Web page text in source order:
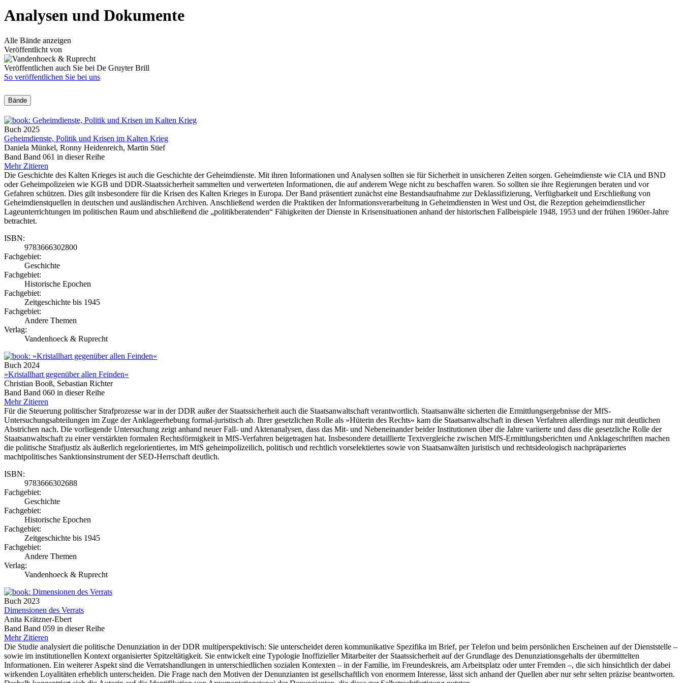
Analysen und Dokumente
Alle Bände anzeigen
Veröffentlicht von
Veröffentlichen auch Sie bei De Gruyter Brill
So veröffentlichen Sie bei uns
Bände
Buch 2025
Geheimdienste, Politik und Krisen im Kalten Krieg
Daniela Münkel, Ronny Heidenreich, Martin Stief
Band Band 061 in dieser Reihe
Mehr Zitieren
Die Geschichte des Kalten Krieges ist auch die Geschichte der Geheimdienste. Mit ihren Informationen und Analysen sollten sie für Sicherheit in unsicheren Zeiten sorgen. Geheimdienste wie CIA und BND
oder Geheimpolizeien wie KGB und DDR-Staatssicherheit sammelten und verwerteten Informationen, die auf anderem Wege nicht zu beschaffen waren. So sollten sie ihre Regierungen beraten und vor
Gefahren schützen. Dies gilt insbesondere für die Krisen des Kalten Krieges in Europa. Der Band präsentiert zunächst eine Bestandsaufnahme zur Deklassifizierung, Verfügbarkeit und Erschließung von
Geheimdienstquellen in deutschen und ausländischen Archiven. Anschließend werden die Praktiken der Informationsverarbeitung in Geheimdiensten in West und Ost, die Rezeption geheimdienstlicher
Lageunterrichtungen im politischen Raum und abschließend die „politikberatenden“ Fähigkeiten der Dienste in Krisensituationen anhand der historischen Fallbeispiele 1948, 1953 und der frühen 1960er-Jahre
betrachtet.
ISBN:
9783666302800
Fachgebiet:
Geschichte
Fachgebiet:
Historische Epochen
Fachgebiet:
Zeitgeschichte bis 1945
Fachgebiet:
Andere Themen
Verlag:
Vandenhoeck & Ruprecht
Buch 2024
»Kristallhart gegenüber allen Feinden«
Christian Booß, Sebastian Richter
Band Band 060 in dieser Reihe
Mehr Zitieren
Für die Steuerung politischer Strafprozesse war in der DDR außer der Staatssicherheit auch die Staatsanwaltschaft verantwortlich. Staatsanwälte sicherten die Ermittlungsergebnisse der MfS-
Untersuchungsabteilungen im Zuge der Anklageerhebung formal-juristisch ab. Ihrer gesetzlichen Rolle als »Hüterin des Rechts« kam die Staatsanwaltschaft in diesen Verfahren allerdings nur mit deutlichen
Abstrichen nach. Die vorliegende Untersuchung zeigt anhand neuer Fall- und Aktenanalysen, dass das Mit- und Nebeneinander beider Institutionen über die Jahre variierte und dass die gesetzliche Rolle der
Staatsanwaltschaft zu einer verstärkten formalen Rechtsförmigkeit in MfS-Verfahren beigetragen hat. Insbesondere detaillierte Textvergleiche zwischen MfS-Ermittlungsberichten und Anklageschriften machen
die politische Strafjustiz als äußerlich regelorientiertes, im MfS geheimpolizeilich, politisch und rechtlich vorselektiertes sowie von Staatsanwälten juristisch und rechtsideologisch nachpräpariertes
machtpolitisches Sanktionsinstrument der SED-Herrschaft deutlich.
ISBN:
9783666302688
Fachgebiet:
Geschichte
Fachgebiet:
Historische Epochen
Fachgebiet:
Zeitgeschichte bis 1945
Fachgebiet:
Andere Themen
Verlag:
Vandenhoeck & Ruprecht
Buch 2023
Dimensionen des Verrats
Anita Krätzner-Ebert
Band Band 059 in dieser Reihe
Mehr Zitieren
Die Studie analysiert die politische Denunziation in der DDR multiperspektivisch: Sie unterscheidet deren kommunikative Spezifika im Brief, per Telefon und beim persönlichen Erscheinen auf der Dienststelle –
sowie im institutionellen Kontext organisierter Spitzeltätigkeit. Sie entwickelt eine Typologie Inoffizieller Mitarbeiter der Staatssicherheit auf der Grundlage des Denunziationsgehalts der übermittelten
Informationen. Ein weiterer Aspekt sind die Verratshandlungen in unterschiedlichen sozialen Kontexten – in der Familie, im Freundeskreis, am Arbeitsplatz oder unter Fremden –, die sich hinsichtlich der dabei
wirkenden Loyalitäten erheblich unterscheiden. Die Frage nach den Motiven der Denunzianten ist gesellschaftlich von enormem Interesse, lässt sich anhand der Quellen aber nur sehr selten präzise beantworten.